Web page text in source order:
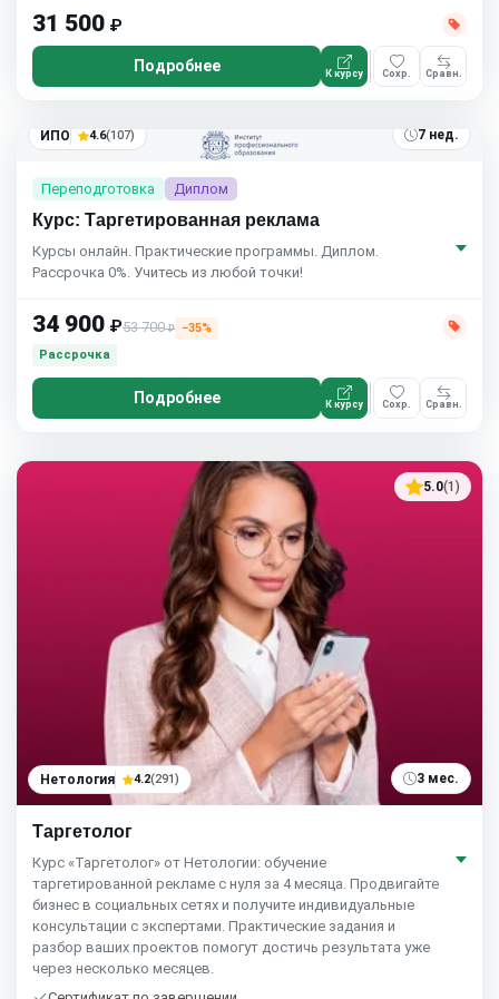
31 500 ₽
Подробнее К курсу Сохр. Сравн.
ИПО 4.6(107) 7 нед.
Переподготовка Диплом
Курс: Таргетированная реклама
Курсы онлайн. Практические программы. Диплом.
Рассрочка 0%. Учитесь из любой точки!
34 900 ₽53 700₽
−35%
Рассрочка
Подробнее К курсу Сохр. Сравн.
5.0(1)
Нетология 4.2(291) 3 мес.
Таргетолог
Курс «Таргетолог» от Нетологии: обучение
таргетированной рекламе с нуля за 4 месяца. Продвигайте
бизнес в социальных сетях и получите индивидуальные
консультации с экспертами. Практические задания и
разбор ваших проектов помогут достичь результата уже
через несколько месяцев.